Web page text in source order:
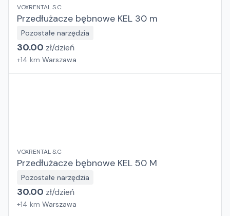
VOXRENTAL S.C
Przedłużacze bębnowe KEL 30 m
Pozostałe narzędzia
30.00 zł/dzień
+14 km Warszawa
VOXRENTAL S.C
Przedłużacze bębnowe KEL 50 M
Pozostałe narzędzia
30.00 zł/dzień
+14 km Warszawa